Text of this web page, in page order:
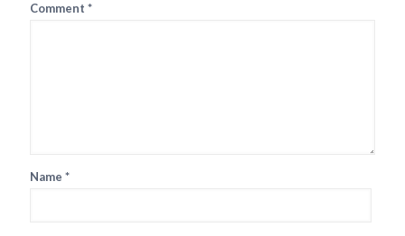
Comment *
Name *